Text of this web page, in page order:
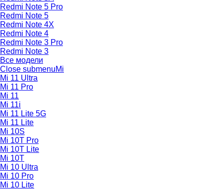
Redmi Note 5 Pro
Redmi Note 5
Redmi Note 4X
Redmi Note 4
Redmi Note 3 Pro
Redmi Note 3
Все модели
Close submenuMi
Mi 11 Ultra
Mi 11 Pro
Mi 11
Mi 11i
Mi 11 Lite 5G
Mi 11 Lite
Mi 10S
Mi 10T Pro
Mi 10T Lite
Mi 10T
Mi 10 Ultra
Mi 10 Pro
Mi 10 Lite